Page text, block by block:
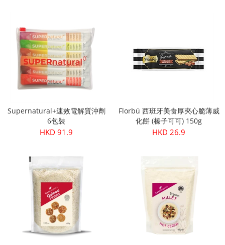
Supernatural+速效電解質沖劑
6包裝
HKD 91.9
Florbú 西班牙美食厚夾心脆薄威
化餅 (榛子可可) 150g
HKD 26.9